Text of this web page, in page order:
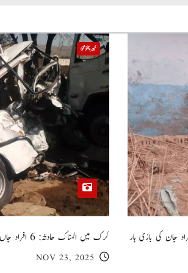
گھر کی چھت گرنے کا سانحہ: 5 افراد جان کی بازی ہار
خیبر پختونخوا
کرک میں المناک حادثہ: 6 افراد جاں بحق، متعدد زخمی
NOV 23, 2025